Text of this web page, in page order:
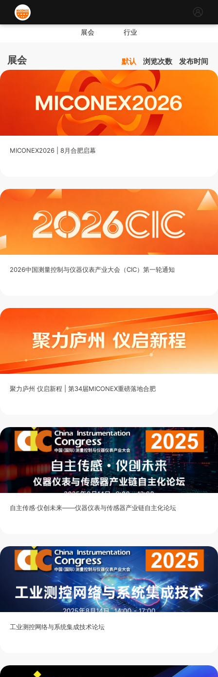
展会 行业
展会 默认 浏览次数 发布时间
MICONEX2026 | 8月合肥启幕
2026中国测量控制与仪器仪表产业大会（CIC）第一轮通知
聚力庐州 仪启新程 | 第34届MICONEX重磅落地合肥
自主传感·仪创未来——仪器仪表与传感器产业链自主化论坛
工业测控网络与系统集成技术论坛